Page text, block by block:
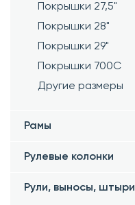
Покрышки 27,5"
Покрышки 28"
Покрышки 29"
Покрышки 700C
Другие размеры
Рамы
Рулевые колонки
Рули, выносы, штыри